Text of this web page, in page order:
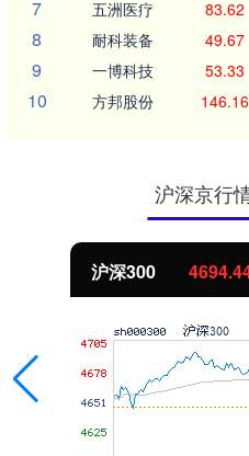
7 五洲医疗 83.62
8 耐科装备 49.67
9 一博科技 53.33
10 方邦股份 146.16
沪深京行
沪深300